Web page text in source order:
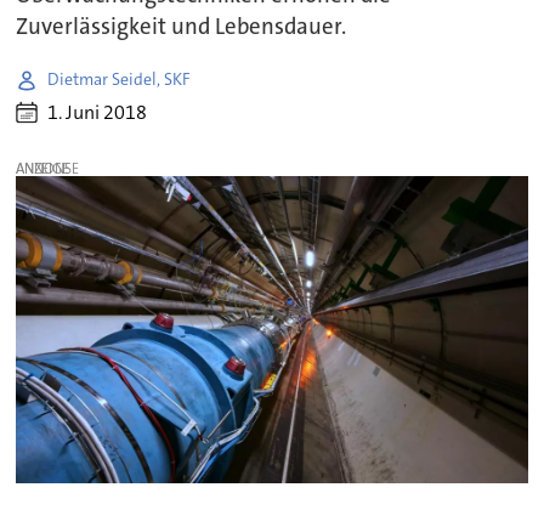
Zuverlässigkeit und Lebensdauer.
Dietmar Seidel, SKF
1. Juni 2018
ANZEIGE